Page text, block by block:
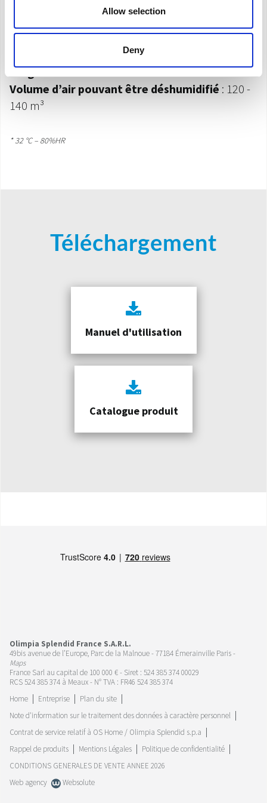
Allow selection
Deny
Alarme réservoir plein
Dispositif électroniquede dégivrage
Poignée
Volume d’air pouvant être déshumidifié : 120 -
140 m³
* 32 °C – 80%HR
Téléchargement
Manuel d'utilisation
Catalogue produit
Olimpia Splendid France S.A.R.L.
49bis avenue de l’Europe, Parc de la Malnoue - 77184 Émerainville Paris -
Maps
France Sarl au capital de 100 000 € - Siret : 524 385 374 00029
RCS 524 385 374 à Meaux - N° TVA : FR46 524 385 374
Home
Entreprise
Plan du site
Note d'information sur le traitement des données à caractère personnel
Contrat de service relatif à OS Home / Olimpia Splendid s.p.a
Rappel de produits
Mentions Légales
Politique de confidentialité
CONDITIONS GENERALES DE VENTE ANNEE 2026
Web agency
Websolute